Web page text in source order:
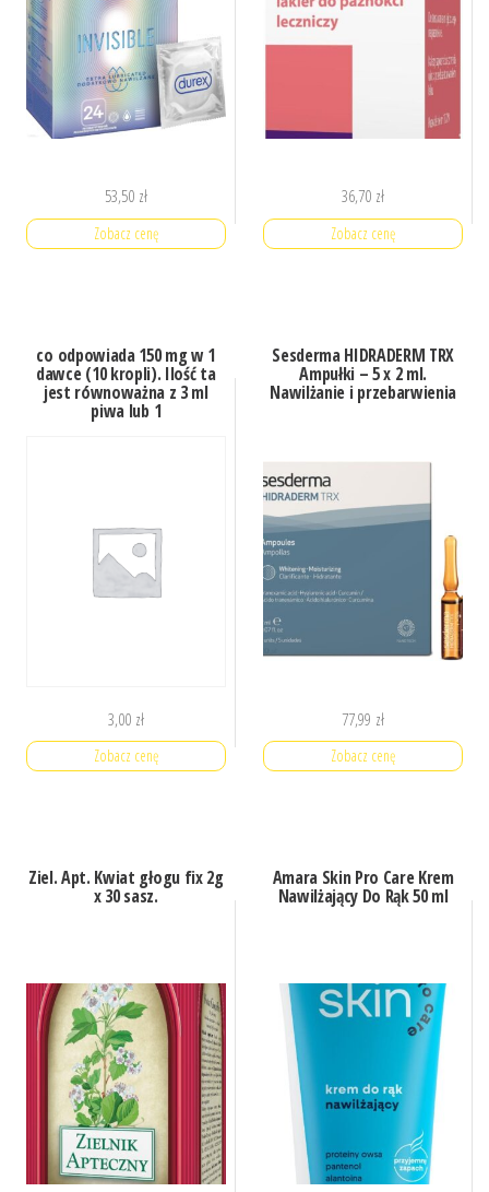
53,50 zł
Zobacz cenę
36,70 zł
Zobacz cenę
co odpowiada 150 mg w 1
dawce (10 kropli). Ilość ta
jest równoważna z 3 ml
piwa lub 1
3,00 zł
Zobacz cenę
Sesderma HIDRADERM TRX
Ampułki – 5 x 2 ml.
Nawilżanie i przebarwienia
77,99 zł
Zobacz cenę
Ziel. Apt. Kwiat głogu fix 2g
x 30 sasz.
Amara Skin Pro Care Krem
Nawilżający Do Rąk 50 ml